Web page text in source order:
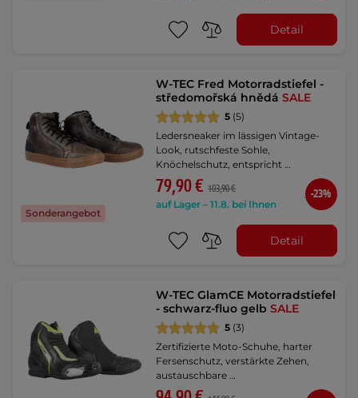
Detail
Sonderangebot
W-TEC Fred Motorradstiefel -
středomořská hnědáSALE
5 (5)
Ledersneaker im lässigen Vintage-
Look, rutschfeste Sohle,
Knöchelschutz, entspricht …
79,90 € 103,90 €
auf Lager – 11.8. bei Ihnen
-23%
Detail
W-TEC GlamCE Motorradstiefel
- schwarz-fluo gelbSALE
5 (3)
Zertifizierte Moto-Schuhe, harter
Fersenschutz, verstärkte Zehen,
austauschbare …